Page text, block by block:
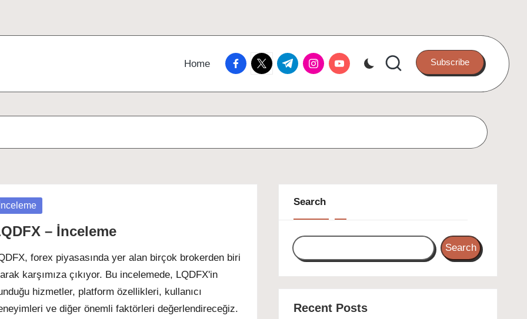
Home facebook.com
twitter.com
t.me instagram.com
youtube.com Subscribe
İnceleme
– İnceleme
forex piyasasında yer alan birçok brokerden biri
karşımıza çıkıyor. Bu incelemede, LQDFX'in
hizmetler, platform özellikleri, kullanıcı
ve diğer önemli faktörleri değerlendireceğiz.
Search
Search
Recent Posts